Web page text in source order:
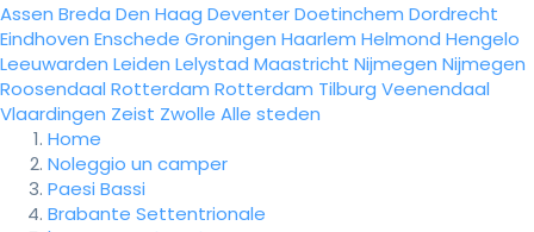
Assen Breda Den Haag DeventerDoetinchem Dordrecht
Eindhoven Enschede Groningen Haarlem Helmond Hengelo
Leeuwarden Leiden Lelystad Maastricht Nijmegen Nijmegen
Roosendaal Rotterdam Rotterdam Tilburg Veenendaal
Vlaardingen Zeist Zwolle Alle steden
Home
Noleggio un camper
Paesi Bassi
Brabante Settentrionale